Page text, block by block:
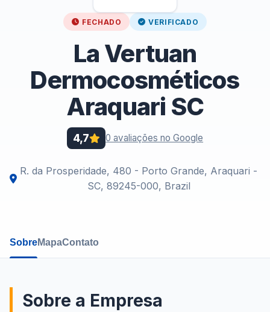
FECHADO VERIFICADO
La Vertuan
Dermocosméticos
Araquari SC
4,7 0 avaliações no Google
R. da Prosperidade, 480 - Porto Grande, Araquari -
SC, 89245-000, Brazil
SobreMapaContato
Sobre a Empresa